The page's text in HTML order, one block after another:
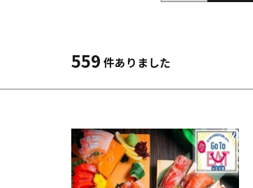
韓国料理
その他グルメ
金沢市他・野々市・白山・内灘
559 件ありました